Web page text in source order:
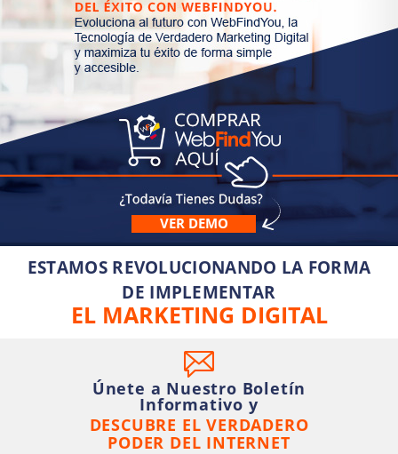
VER DEMO
ESTAMOS REVOLUCIONANDO LA FORMA
DE IMPLEMENTAR
EL MARKETING DIGITAL
Únete a Nuestro Boletín
Informativo y
DESCUBRE EL VERDADERO
PODER DEL INTERNET